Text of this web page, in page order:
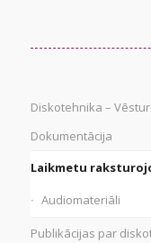
Diskotehnika –
Dokumentācija
Laikmetu
Audiomateriāli
Publikācijas par